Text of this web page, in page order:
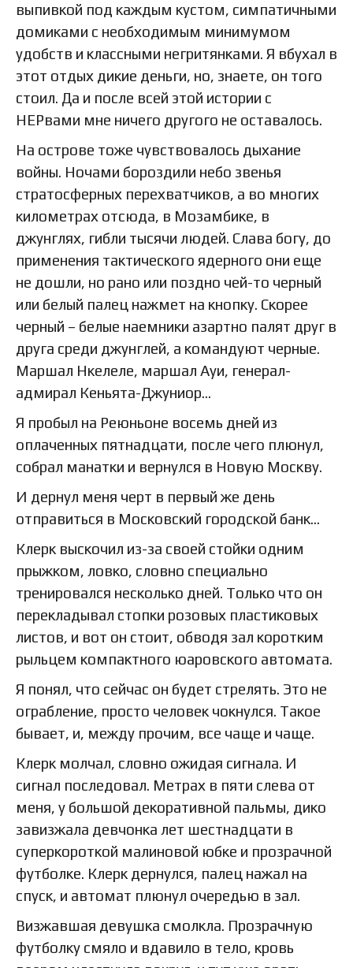
выпивкой под каждым кустом, симпатичными
домиками с необходимым минимумом
удобств и классными негритянками. Я вбухал в
этот отдых дикие деньги, но, знаете, он того
стоил. Да и после всей этой истории с
НЕРвами мне ничего другого не оставалось.
На острове тоже чувствовалось дыхание
войны. Ночами бороздили небо звенья
стратосферных перехватчиков, а во многих
километрах отсюда, в Мозамбике, в
джунглях, гибли тысячи людей. Слава богу, до
применения тактического ядерного они еще
не дошли, но рано или поздно чей-то черный
или белый палец нажмет на кнопку. Скорее
черный – белые наемники азартно палят друг в
друга среди джунглей, а командуют черные.
Маршал Нкелеле, маршал Ауи, генерал-
адмирал Кеньята-Джуниор…
Я пробыл на Реюньоне восемь дней из
оплаченных пятнадцати, после чего плюнул,
собрал манатки и вернулся в Новую Москву.
И дернул меня черт в первый же день
отправиться в Московский городской банк…
Клерк выскочил из-за своей стойки одним
прыжком, ловко, словно специально
тренировался несколько дней. Только что он
перекладывал стопки розовых пластиковых
листов, и вот он стоит, обводя зал коротким
рыльцем компактного юаровского автомата.
Я понял, что сейчас он будет стрелять. Это не
ограбление, просто человек чокнулся. Такое
бывает, и, между прочим, все чаще и чаще.
Клерк молчал, словно ожидая сигнала. И
сигнал последовал. Метрах в пяти слева от
меня, у большой декоративной пальмы, дико
завизжала девчонка лет шестнадцати в
суперкороткой малиновой юбке и прозрачной
футболке. Клерк дернулся, палец нажал на
спуск, и автомат плюнул очередью в зал.
Визжавшая девушка смолкла. Прозрачную
футболку смяло и вдавило в тело, кровь